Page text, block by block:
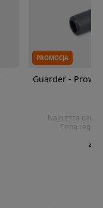
PROMOCJA
Guarder -
Najniższa cena
Cena